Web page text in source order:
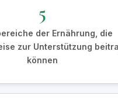
5
der Ernährung, die
zur Unterstützung
können